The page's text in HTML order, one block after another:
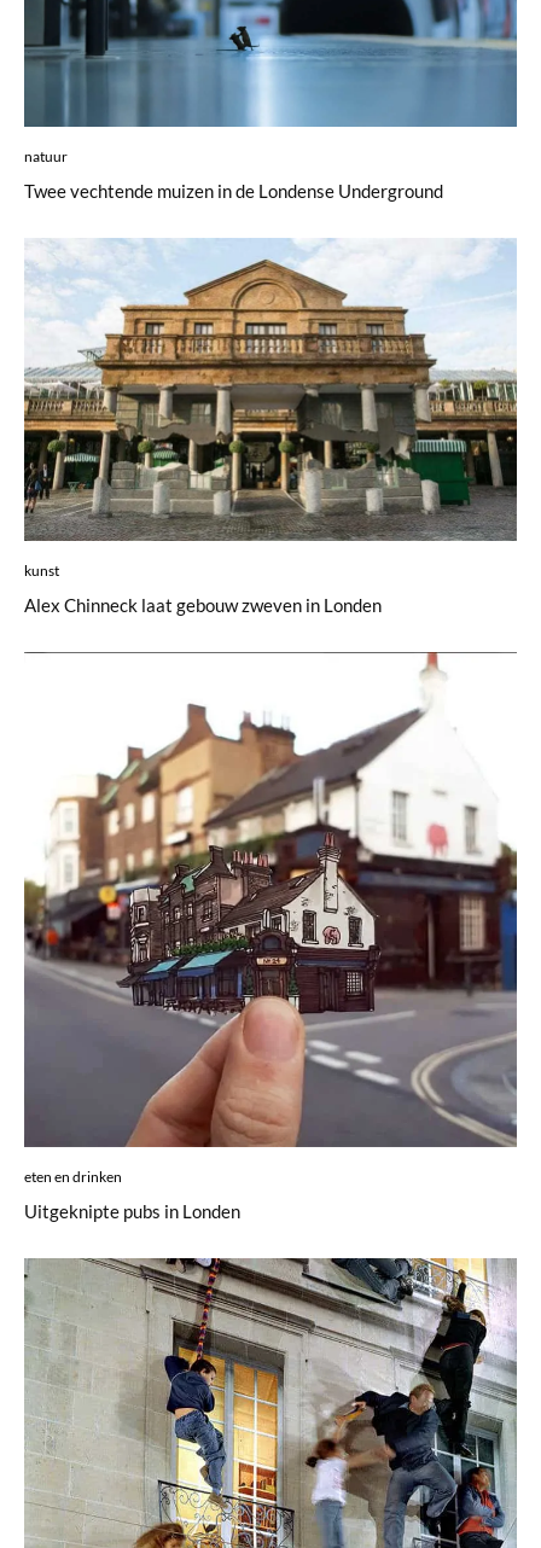
natuur
Twee vechtende muizen in de Londense Underground
kunst
Alex Chinneck laat gebouw zweven in Londen
eten en drinken
Uitgeknipte pubs in Londen